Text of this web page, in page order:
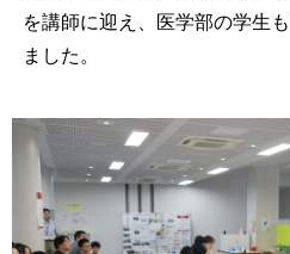
を講師に迎え、医学部の学生
ました。